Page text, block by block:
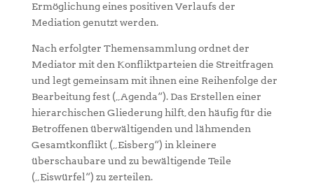
Ermöglichung eines positiven Verlaufs der
Mediation genutzt werden.
Nach erfolgter Themensammlung ordnet der
Mediator mit den Konfliktparteien die Streitfragen
und legt gemeinsam mit ihnen eine Reihenfolge der
Bearbeitung fest („Agenda“). Das Erstellen einer
hierarchischen Gliederung hilft, den häufig für die
Betroffenen überwältigenden und lähmenden
Gesamtkonflikt („Eisberg“) in kleinere
überschaubare und zu bewältigende Teile
(„Eiswürfel“) zu zerteilen.